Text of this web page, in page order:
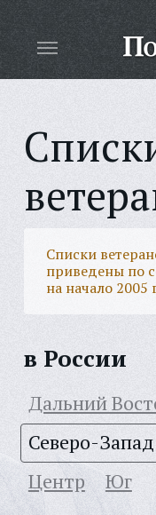
Списки
приведены по
на начало 2005
в России
Дальний
Северо-Запад
Центр
Юг